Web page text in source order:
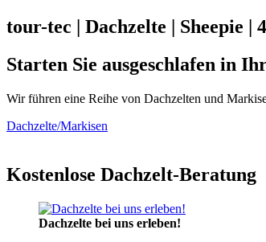
tour-tec | Dachzelte | Sheepie |
Starten Sie ausgeschlafen in
Wir führen eine Reihe von Dachzelten und
Dachzelte/Markisen
Kostenlose Dachzelt-Beratung
Dachzelte bei uns erleben!